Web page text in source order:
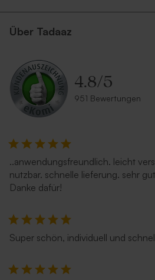
Über Tadaaz
4.8/5
951 Bewertungen
..anwendungsfreundlich. leicht
nutzbar. schnelle lieferung. sehr
Danke dafür!
Super schön, individuell und